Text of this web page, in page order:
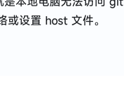
设置 host 文件。